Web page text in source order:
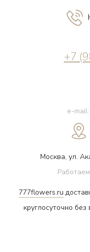
+7
e-mail:
Москва, ул.
777flowers.ru
круглосуточно